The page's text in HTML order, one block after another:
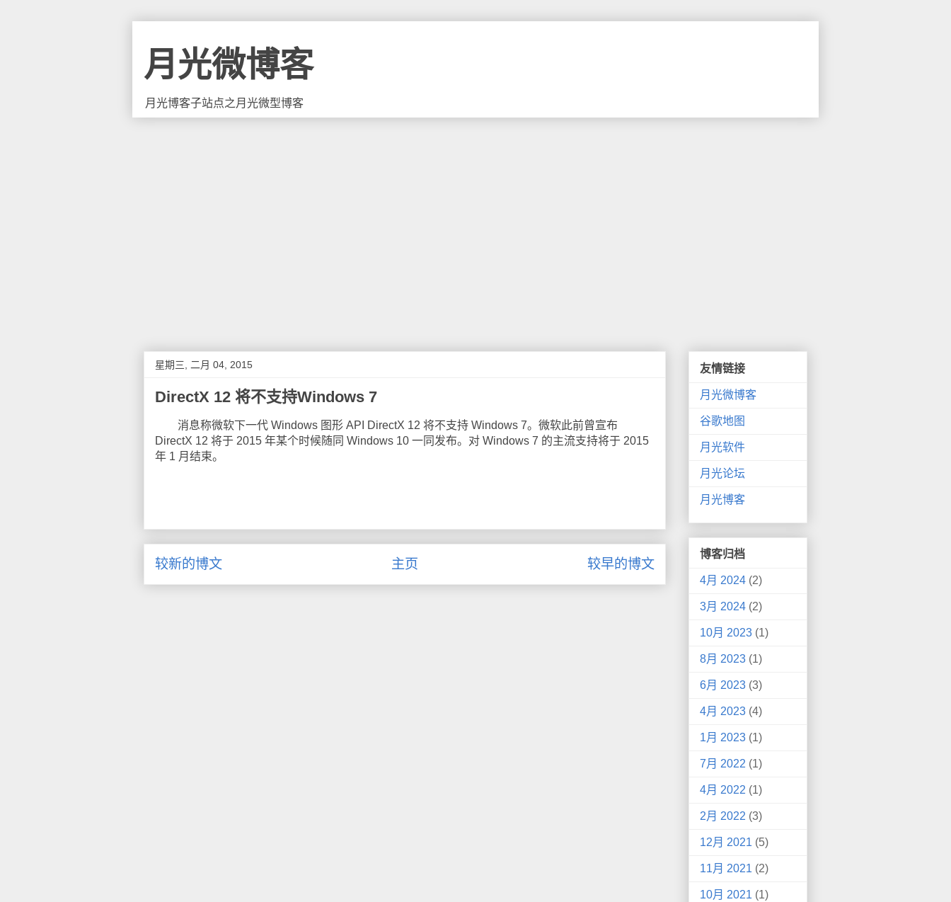
月光微博客
月光博客子站点之月光微型博客
星期三, 二月 04, 2015
DirectX 12 将不支持Windows 7
消息称微软下一代 Windows 图形 API DirectX 12 将不支持 Windows 7。微软此前曾宣布
DirectX 12 将于 2015 年某个时候随同 Windows 10 一同发布。对 Windows 7 的主流支持将于 2015
年 1 月结束。
较新的博文 较早的博文
主页
友情链接
月光微博客
谷歌地图
月光软件
月光论坛
月光博客
博客归档
4月 2024 (2)
3月 2024 (2)
10月 2023 (1)
8月 2023 (1)
6月 2023 (3)
4月 2023 (4)
1月 2023 (1)
7月 2022 (1)
4月 2022 (1)
2月 2022 (3)
12月 2021 (5)
11月 2021 (2)
10月 2021 (1)